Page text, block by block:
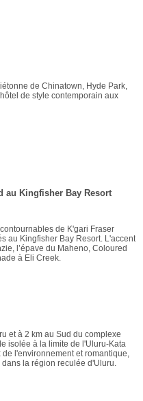
de Chinatown, Hyde Park,
de style contemporain aux
au Kingfisher Bay Resort
de K'gari Fraser
au Kingfisher Bay Resort. L'accent
l’épave du Maheno, Coloured
à Eli Creek.
et à 2 km au Sud du complexe
isolée à la limite de l'Uluru-Kata
l'environnement et romantique,
la région reculée d'Uluru.